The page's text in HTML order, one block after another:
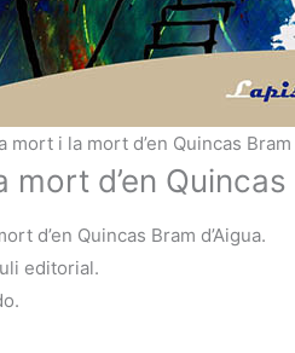
mort i la mort d’en Quincas Bram
mort d’en Quincas
d’en Quincas Bram d’Aigua.
editorial.